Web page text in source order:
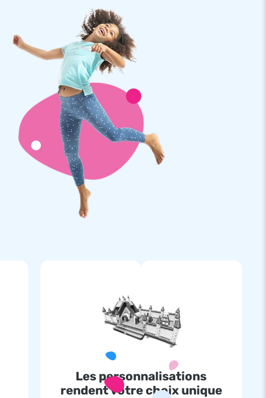
Les personnalisations
rendent votre choix unique